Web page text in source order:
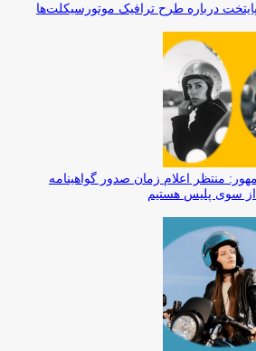
درباره طرح ترافیک موتورسیکلت‌ها
منتظر اعلام زمان صدور گواهینامه
از سوی پلیس هستیم